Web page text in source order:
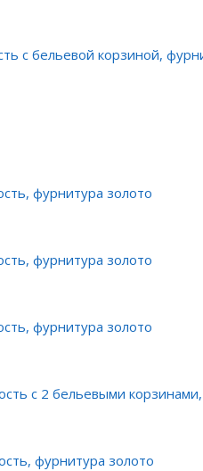
с бельевой корзиной,
фурнитура золото
фурнитура золото
фурнитура золото
с 2 бельевыми
фурнитура золото